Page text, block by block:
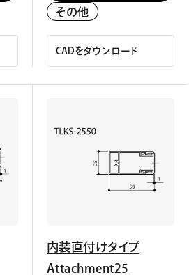
その他
CADをダウンロード
内装直付けタイプ
Attachment25